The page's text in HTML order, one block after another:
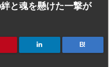
と魂を懸けた一撃が
B!